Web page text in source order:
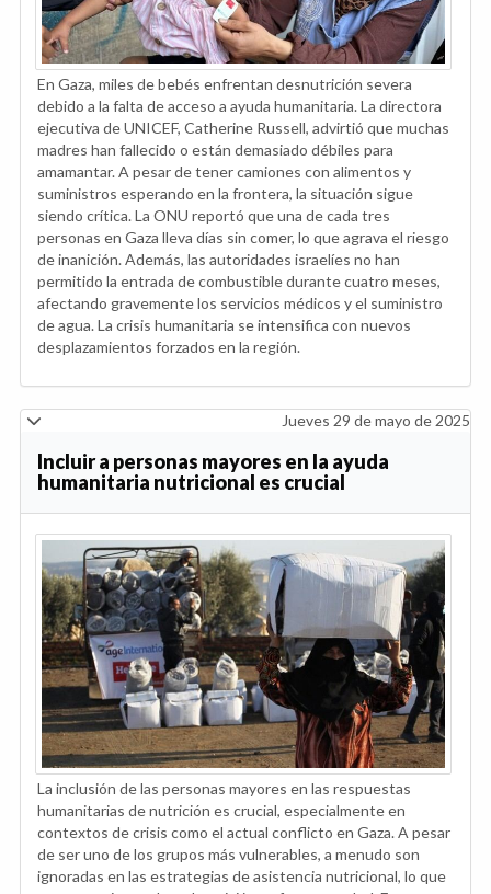
En Gaza, miles de bebés enfrentan desnutrición severa
debido a la falta de acceso a ayuda humanitaria. La directora
ejecutiva de UNICEF, Catherine Russell, advirtió que muchas
madres han fallecido o están demasiado débiles para
amamantar. A pesar de tener camiones con alimentos y
suministros esperando en la frontera, la situación sigue
siendo crítica. La ONU reportó que una de cada tres
personas en Gaza lleva días sin comer, lo que agrava el riesgo
de inanición. Además, las autoridades israelíes no han
permitido la entrada de combustible durante cuatro meses,
afectando gravemente los servicios médicos y el suministro
de agua. La crisis humanitaria se intensifica con nuevos
desplazamientos forzados en la región.
Jueves 29 de mayo de 2025
Incluir a personas mayores en la ayuda
humanitaria nutricional es crucial
La inclusión de las personas mayores en las respuestas
humanitarias de nutrición es crucial, especialmente en
contextos de crisis como el actual conflicto en Gaza. A pesar
de ser uno de los grupos más vulnerables, a menudo son
ignoradas en las estrategias de asistencia nutricional, lo que